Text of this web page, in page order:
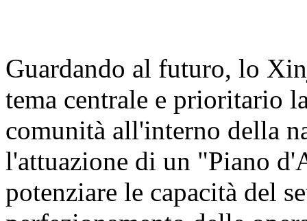
Guardando al futuro, lo
tema centrale e prioritario
comunità all'interno della
l'attuazione di un "Piano
potenziare le capacità del